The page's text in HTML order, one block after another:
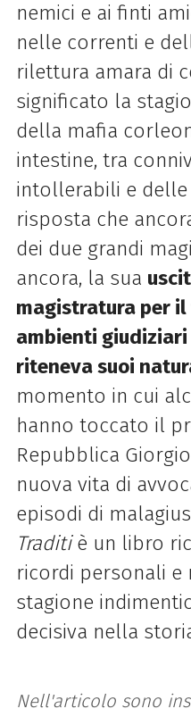
nemici e ai finti
nelle correnti e
rilettura amara di
significato la
della mafia
intestine, tra
intollerabili e delle
risposta che
dei due grandi
ancora, la sua
magistratura per
ambienti
riteneva suoi
momento in cui
hanno toccato il
Repubblica
nuova vita di
episodi di
Traditiè un libro
ricordi personali e
stagione
decisiva nella
Nell'articolo sono